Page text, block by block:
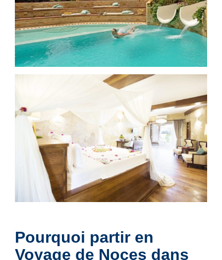
Pourquoi partir en
Voyage de Noces dans